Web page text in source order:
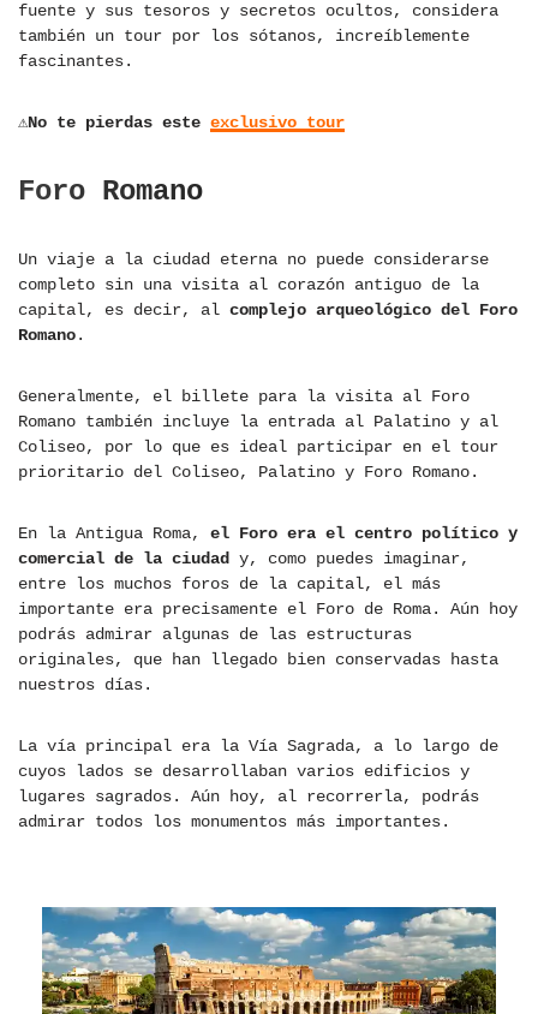
fuente y sus tesoros y secretos ocultos, considera
también un tour por los sótanos, increíblemente
fascinantes.
⚠No te pierdas este exclusivo tour
Foro Romano
Un viaje a la ciudad eterna no puede considerarse
completo sin una visita al corazón antiguo de la
capital, es decir, al complejo arqueológico del Foro
Romano.
Generalmente, el billete para la visita al Foro
Romano también incluye la entrada al Palatino y al
Coliseo, por lo que es ideal participar en el tour
prioritario del Coliseo, Palatino y Foro Romano.
En la Antigua Roma, el Foro era el centro político y
comercial de la ciudad y, como puedes imaginar,
entre los muchos foros de la capital, el más
importante era precisamente el Foro de Roma. Aún hoy
podrás admirar algunas de las estructuras
originales, que han llegado bien conservadas hasta
nuestros días.
La vía principal era la Vía Sagrada, a lo largo de
cuyos lados se desarrollaban varios edificios y
lugares sagrados. Aún hoy, al recorrerla, podrás
admirar todos los monumentos más importantes.